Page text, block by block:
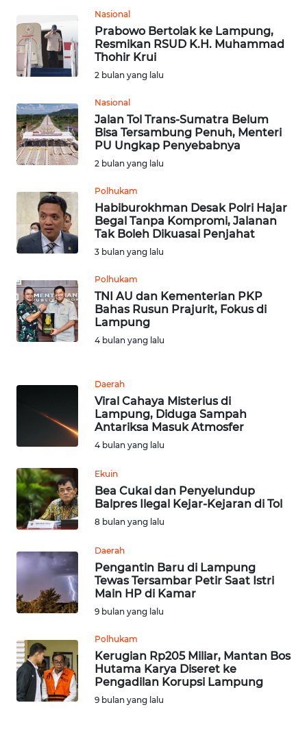
Nasional
Prabowo Bertolak ke Lampung,
Resmikan RSUD K.H. Muhammad
Thohir Krui
2 bulan yang lalu
Nasional
Jalan Tol Trans-Sumatra Belum
Bisa Tersambung Penuh, Menteri
PU Ungkap Penyebabnya
2 bulan yang lalu
Polhukam
Habiburokhman Desak Polri Hajar
Begal Tanpa Kompromi, Jalanan
Tak Boleh Dikuasai Penjahat
3 bulan yang lalu
Polhukam
TNI AU dan Kementerian PKP
Bahas Rusun Prajurit, Fokus di
Lampung
4 bulan yang lalu
Daerah
Viral Cahaya Misterius di
Lampung, Diduga Sampah
Antariksa Masuk Atmosfer
4 bulan yang lalu
Ekuin
Bea Cukai dan Penyelundup
Balpres Ilegal Kejar-Kejaran di Tol
8 bulan yang lalu
Daerah
Pengantin Baru di Lampung
Tewas Tersambar Petir Saat Istri
Main HP di Kamar
9 bulan yang lalu
Polhukam
Kerugian Rp205 Miliar, Mantan Bos
Hutama Karya Diseret ke
Pengadilan Korupsi Lampung
9 bulan yang lalu
KARIR
DISCLAIMER
Wahana
News
Regional
WN
WN
JAKARTA
JABAR
WN
BANTEN
NTT
WN
WN
PAPUA
WN
BARAT
WN
RIAU
WN
SERAMBI
WN
JAMBI